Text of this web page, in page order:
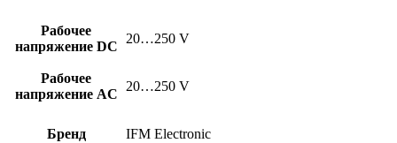
Рабочее
напряжение DC
20…250 V
Рабочее
напряжение AC
20…250 V
Бренд IFM Electronic